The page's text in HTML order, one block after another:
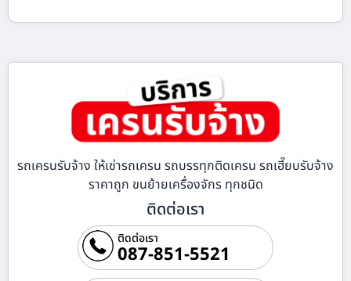
รถเครนรับจ้าง ให้เช่ารถเครน รถบรรทุกติดเครน รถเฮี๊ยบรับจ้าง
ราคาถูก ขนย้ายเครื่องจักร ทุกชนิด
ติดต่อเรา
ติดต่อเรา
087-851-5521